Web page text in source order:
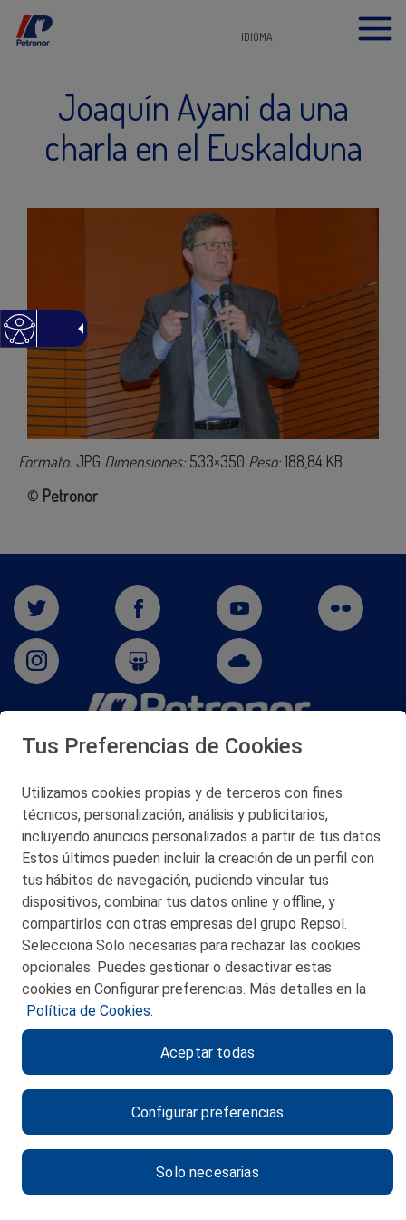
IDIOMA
Joaquín Ayani da una
charla en el Euskalduna
Formato: JPG Dimensiones: 533×350 Peso:188,84 KB
© Petronor
San Martín 5-Edificio Muñatones,
© 2026 Petronor S.A.
CONTACTO
MAPA WEB
POLITICA DE PRIVACIDAD
POLITICA DE COOKIES
CANAL DE ÉTICA
Tus Preferencias de Cookies
Utilizamos cookies propias y de terceros con fines
técnicos, personalización, análisis y publicitarios,
incluyendo anuncios personalizados a partir de tus datos.
Estos últimos pueden incluir la creación de un perfil con
tus hábitos de navegación, pudiendo vincular tus
dispositivos, combinar tus datos online y offline, y
compartirlos con otras empresas del grupo Repsol.
Selecciona Solo necesarias para rechazar las cookies
opcionales. Puedes gestionar o desactivar estas
cookies en Configurar preferencias. Más detalles en la
Política de Cookies.
Configurar preferencias
Solo necesarias
Aceptar todas